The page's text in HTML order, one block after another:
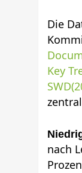
Die
Key
nach